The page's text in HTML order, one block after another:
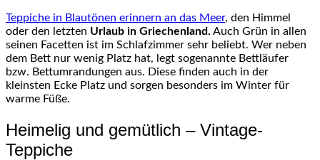
Teppiche in Blautönen erinnern an das Meer, den Himmel
oder den letzten Urlaub in Griechenland. Auch Grün in allen
seinen Facetten ist im Schlafzimmer sehr beliebt. Wer neben
dem Bett nur wenig Platz hat, legt sogenannte Bettläufer
bzw. Bettumrandungen aus. Diese finden auch in der
kleinsten Ecke Platz und sorgen besonders im Winter für
warme Füße.
Heimelig und gemütlich – Vintage-
Teppiche